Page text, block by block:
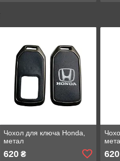
Чохол для ключа Honda,
метал
620₴ 620